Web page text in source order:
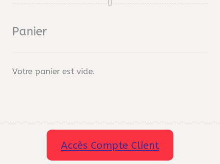
Panier
Votre panier est vide.
Accès Compte Client